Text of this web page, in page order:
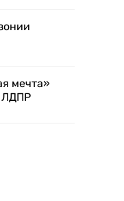
мечта»
ЛДПР